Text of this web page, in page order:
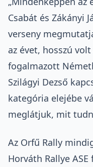
Csabát és Zákányi
verseny
az évet, hosszú
fogalmazott
Szilágyi Dezső
kategória elejébe
meglátjuk, mit
Az Orfű Rally
Horváth Rallye